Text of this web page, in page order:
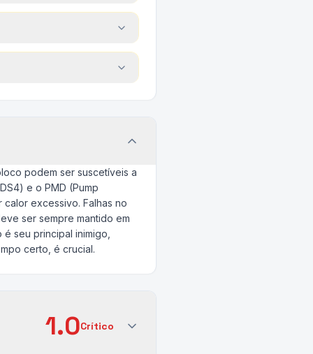
podem ser suscetíveis a
e o PMD (Pump
excessivo. Falhas no
ser sempre mantido em
seu principal inimigo,
certo, é crucial.
1.0Crítico